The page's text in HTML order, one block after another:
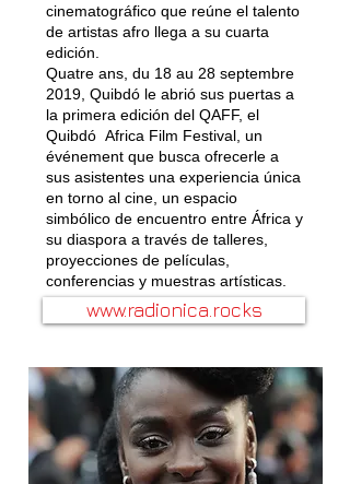
cinematográfico que reúne el talento
de artistas afro llega a su cuarta
edición.
Quatre ans, du 18 au 28 septembre
2019, Quibdó le abrió sus puertas a
la primera edición del QAFF, el
Quibdó Africa Film Festival, un
événement que busca ofrecerle a
sus asistentes una experiencia única
en torno al cine, un espacio
simbólico de encuentro entre África y
su diaspora a través de talleres,
proyecciones de películas,
conferencias y muestras artísticas.
www.radionica.rocks